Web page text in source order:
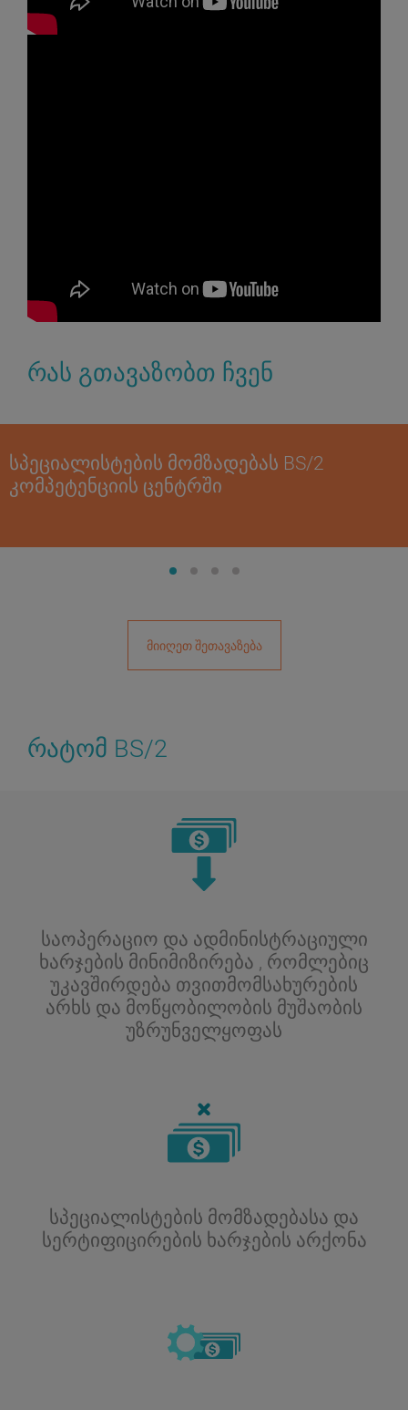
რას გთავაზობთ ჩვენ
სპეციალისტების მომზადებას BS/2
კომპეტენციის ცენტრში
მიიღეთ შეთავაზება
რატომ BS/2
საოპერაციო და ადმინისტრაციული
ხარჯების მინიმიზირება , რომლებიც
უკავშირდება თვითმომსახურების
არხს და მოწყობილობის მუშაობის
უზრუნველყოფას
სპეციალისტების მომზადებასა და
სერტიფიცირების ხარჯების არქონა